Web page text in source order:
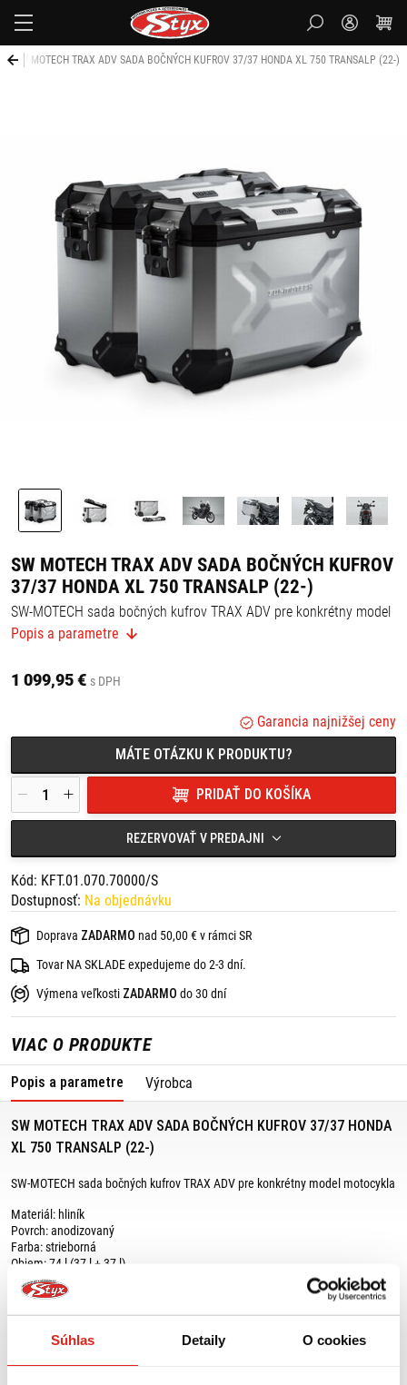
Súhlas Detaily O cookies
SW MOTECH TRAX ADV SADA BOČNÝCH KUFROV 37/37 HONDA XL 750 TRANSALP (22-)
SW MOTECH TRAX ADV SADA BOČNÝCH KUFROV
37/37 HONDA XL 750 TRANSALP (22-)
SW-MOTECH sada bočných kufrov TRAX ADV pre konkrétny model
motocykla
Farba: strieborná
TRAX ADV bočný kufor M - 49 cm x 23 cm x 37 cm
TRAX ADV bočný kufor M - 49 cm x 23 cm x 37 cm
Ochrana proti oxidácii a oderu, ľahko čistiteľný povrch.
Robotické zváranie a kvalitné nitovanie zamedzujú prenikaniu
vlhkosti a prachu.
Vysoká stabilita vďaka vizuálne príťažlivému a funkčnému
reliéfnemu plechu.
Plastové rohové krytky vystužené sklenými vláknami.
Zabezpečenie proti krádeži.
Obsah balenia:
1 x TRAX ADV bočný kufor M 37 l - ľavý,
1 x TRAX ADV bočný kufor M 37 l - pravý,
2 x PRO bočný nosič,
2 x adaptérová súprava pre PRO bočný nosič,
2 x zabezpečenie proti krádeži pre PRO bočný nosič,
2 x TRAX sada zámkov,
4 x obmedzovač otvárania veka,
2 x vnútorná taška,
1 x prívesok na kľúče s multifunkčným náradím,
montážny návod.
Popis a parametre
1 099,95 € s DPH
Garancia najnižšej ceny
MÁTE OTÁZKU K PRODUKTU?
PRIDAŤ DO KOŠÍKA
REZERVOVAŤ V PREDAJNI
Kód: KFT.01.070.70000/S
Dostupnosť: Na objednávku
Doprava ZADARMO nad 50,00 € v rámci SR
Tovar NA SKLADE expedujeme do 2-3 dní.
Výmena veľkosti ZADARMO do 30 dní
VIAC O PRODUKTE
Popis a parametre Výrobca
SW MOTECH TRAX ADV SADA BOČNÝCH KUFROV 37/37 HONDA
XL 750 TRANSALP (22-)
SW-MOTECH sada bočných kufrov TRAX ADV pre konkrétny model motocykla
Materiál: hliník
Povrch: anodizovaný
Farba: strieborná
Objem: 74 l (37 l + 37 l)
Rozmery:
TRAX ADV bočný kufor M - 49 cm x 23 cm x 37 cm
TRAX ADV bočný kufor M - 49 cm x 23 cm x 37 cm
Ochrana proti oxidácii a oderu, ľahko čistiteľný povrch.